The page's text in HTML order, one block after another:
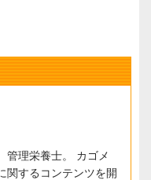
理栄養士。 カゴメ
関するコンテンツを開